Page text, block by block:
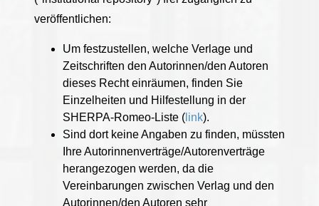
veröffentlichen:
Um festzustellen, welche Verlage und
Zeitschriften den Autorinnen/den Autoren
dieses Recht einräumen, finden Sie
Einzelheiten und Hilfestellung in der
SHERPA-Romeo-Liste ( link).
Sind dort keine Angaben zu finden, müssten
Ihre Autorinnenverträge/Autorenverträge
herangezogen werden, da die
Vereinbarungen zwischen Verlag und den
Autorinnen/den Autoren sehr